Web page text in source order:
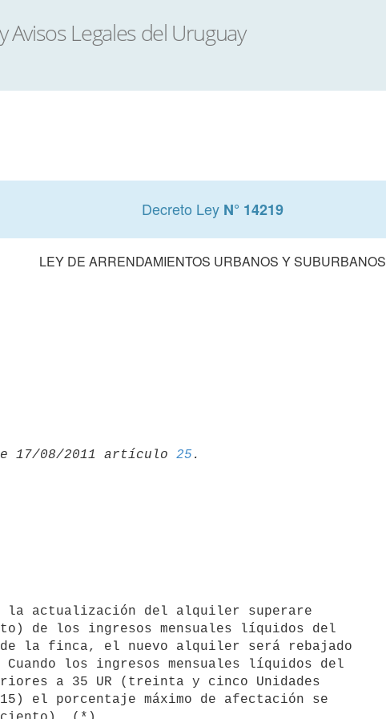
Decreto Ley N° 14219
LEY DE ARRENDAMIENTOS URBANOS Y SUBURBANOS
17/08/2011 artículo 25
de los ingresos mensuales líquidos del
de la finca, el nuevo alquiler será rebajado
los ingresos mensuales líquidos del
a 35 UR (treinta y cinco Unidades
el porcentaje máximo de afectación se